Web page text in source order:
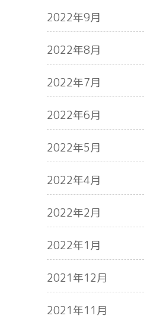
2022年9月
2022年8月
2022年7月
2022年6月
2022年5月
2022年4月
2022年2月
2022年1月
2021年12月
2021年11月